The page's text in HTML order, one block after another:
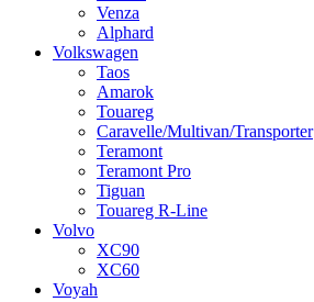
Venza
Alphard
Volkswagen
Taos
Amarok
Touareg
Caravelle/Multivan/Transporter
Teramont
Teramont Pro
Tiguan
Touareg R-Line
Volvo
XC90
XC60
Voyah